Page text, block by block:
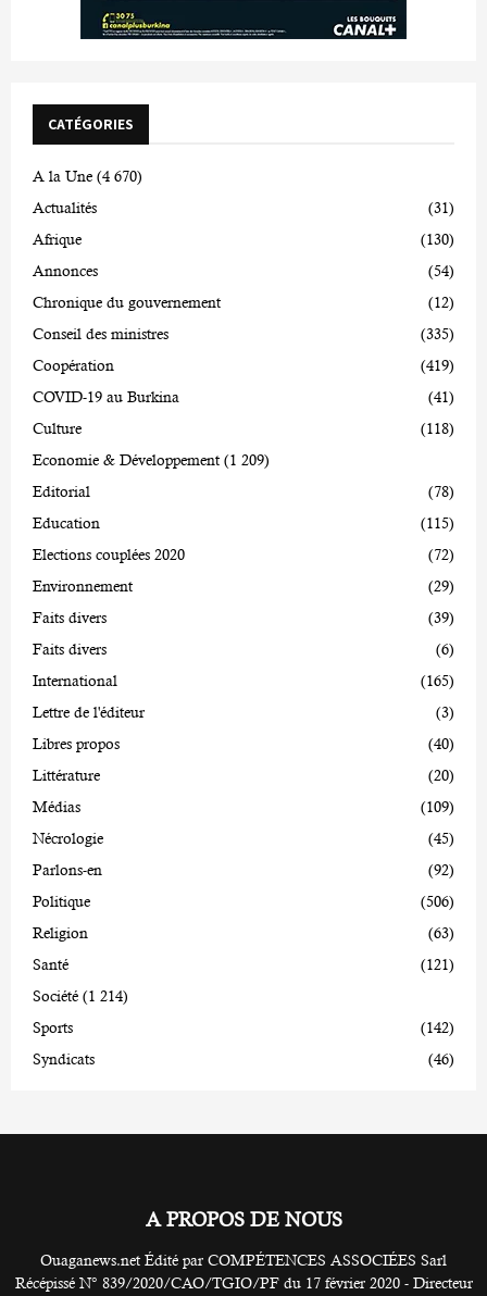
CATÉGORIES
A la Une (4 670)
Actualités
(31)
Afrique
(130)
Annonces
(54)
Chronique du gouvernement
(12)
Conseil des ministres
(335)
Coopération
(419)
COVID-19 au Burkina
(41)
Culture
(118)
Economie & Développement (1 209)
Editorial
(78)
Education
(115)
Elections couplées 2020
(72)
Environnement
(29)
Faits divers
(39)
Faits divers
(6)
International
(165)
Lettre de l'éditeur
(3)
Libres propos
(40)
Littérature
(20)
Médias
(109)
Nécrologie
(45)
Parlons-en
(92)
Politique
(506)
Religion
(63)
Santé
(121)
Société (1 214)
Sports
(142)
Syndicats
(46)
A PROPOS DE NOUS
Ouaganews.net Édité par COMPÉTENCES ASSOCIÉES Sarl
Récépissé N° 839/2020/CAO/TGIO/PF du 17 février 2020 - Directeur